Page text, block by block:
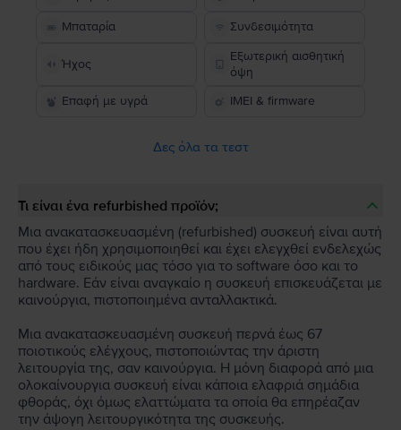
Μπαταρία Συνδεσιμότητα
Ήχος
Εξωτερική αισθητική
όψη
Επαφή με υγρά
IMEI & firmware
Δες όλα τα τεστ
Τι είναι ένα refurbished προϊόν;
Μια ανακατασκευασμένη (refurbished) συσκευή είναι αυτή
που έχει ήδη χρησιμοποιηθεί και έχει ελεγχθεί ενδελεχώς
από τους ειδικούς μας τόσο για το software όσο και το
hardware. Εάν είναι αναγκαίο η συσκευή επισκευάζεται με
καινούργια, πιστοποιημένα ανταλλακτικά.
Μια ανακατασκευασμένη συσκευή περνά έως 67
ποιοτικούς ελέγχους, πιστοποιώντας την άριστη
λειτουργία της, σαν καινούργια. Η μόνη διαφορά από μια
ολοκαίνουργια συσκευή είναι κάποια ελαφριά σημάδια
φθοράς, όχι όμως ελαττώματα τα οποία θα επηρέαζαν
την άψογη λειτουργικότητα της συσκευής.